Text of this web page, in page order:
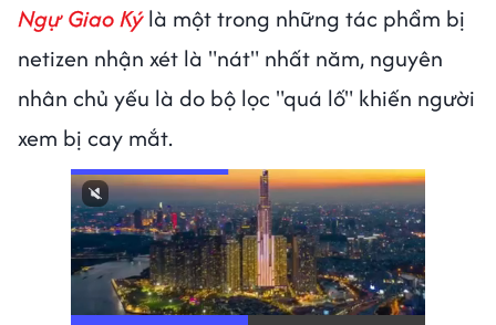
Ngự Giao Ký là một trong những tác phẩm bị
netizen nhận xét là "nát" nhất năm, nguyên
nhân chủ yếu là do bộ lọc "quá lố" khiến người
xem bị cay mắt.